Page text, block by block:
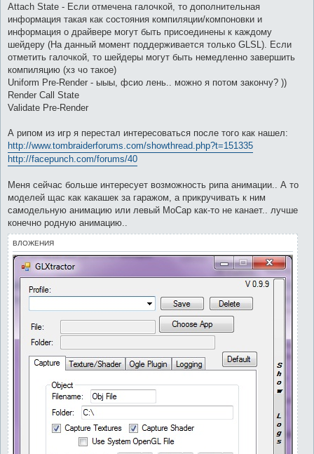
Attach State - Если отмечена галочкой, то дополнительная
информация такая как состояния компиляции/компоновки и
информация о драйвере могут быть присоединены к каждому
шейдеру (На данный момент поддерживается только GLSL). Если
отметить галочкой, то шейдеры могут быть немедленно завершить
компиляцию (хз чо такое)
Uniform Pre-Render - ыыы, фсио лень.. можно я потом закончу? ))
Render Call State
Validate Pre-Render
А рипом из игр я перестал интересоваться после того как нашел:
http://www.tombraiderforums.com/showthread.php?t=151335
http://facepunch.com/forums/40
Меня сейчас больше интересует возможность рипа анимации.. А то
моделей щас как какашек за гаражом, а прикручивать к ним
самодельную анимацию или левый MoCap как-то не канает.. лучше
конечно родную анимацию..
ВЛОЖЕНИЯ